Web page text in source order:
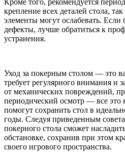
Кроме того, рекомендуется
крепление всех деталей стола,
элементы могут ослабевать.
дефекты, лучше обратиться к
устранения.
Уход за покерным столом — это
требует регулярного внимания и
от механических повреждений,
периодический осмотр — все
помогут сохранить стол в
годы. Следуя приведенным
покерного стола сможет
обстановке, сохранив при этом
своего игрового пространства.